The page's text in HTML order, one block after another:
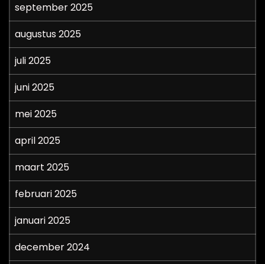
september 2025
augustus 2025
juli 2025
juni 2025
mei 2025
april 2025
maart 2025
februari 2025
januari 2025
december 2024